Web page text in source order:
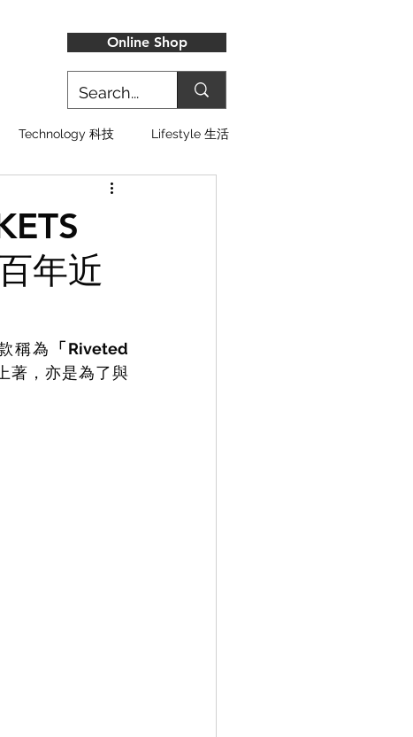
Online Shop
Technology 科技 Lifestyle 生活
年近
稱為
「Riveted
著，亦是為了與